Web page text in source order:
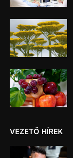
VEZETŐ HÍREK